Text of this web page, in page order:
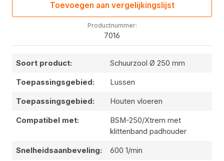
Toevoegen aan vergelijkingslijst
Productnummer:
7016
Soort product: Schuurzool Ø 250 mm
Toepassingsgebied: Lussen
Toepassingsgebied: Houten vloeren
Compatibel met:
BSM-250/Xtrem met
klittenband padhouder
Snelheidsaanbeveling: 600 1/min